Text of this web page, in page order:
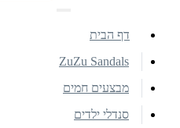
דף הבית
ZuZu Sandals
מבצעים חמים
סנדלי ילדים